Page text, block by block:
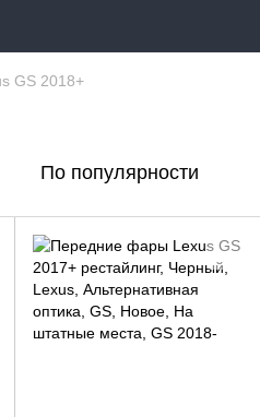
GS 2018+
По популярности